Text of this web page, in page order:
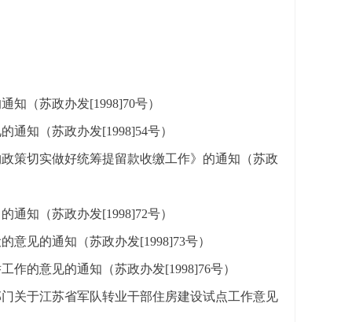
知（苏政办发[1998]70号）
通知（苏政办发[1998]54号）
策切实做好统筹提留款收缴工作》的通知（苏政
通知（苏政办发[1998]72号）
意见的通知（苏政办发[1998]73号）
作的意见的通知（苏政办发[1998]76号）
关于江苏省军队转业干部住房建设试点工作意见